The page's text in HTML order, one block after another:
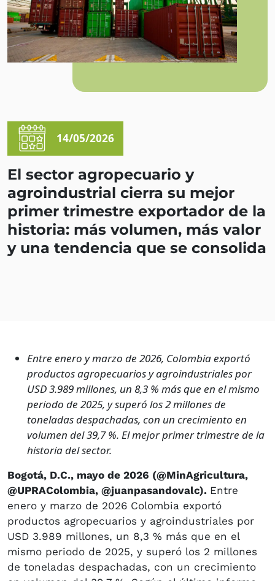
14/05/2026
El sector agropecuario y
agroindustrial cierra su mejor
primer trimestre exportador de la
historia: más volumen, más valor
y una tendencia que se consolida
Entre enero y marzo de 2026, Colombia exportó
productos agropecuarios y agroindustriales por
USD 3.989 millones, un 8,3 % más que en el mismo
periodo de 2025, y superó los 2 millones de
toneladas despachadas, con un crecimiento en
volumen del 39,7 %. El mejor primer trimestre de la
historia del sector.
Bogotá, D.C., mayo de 2026 (@MinAgricultura,
@UPRAColombia, @juanpasandovalc). Entre
enero y marzo de 2026 Colombia exportó
productos agropecuarios y agroindustriales por
USD 3.989 millones, un 8,3 % más que en el
mismo periodo de 2025, y superó los 2 millones
de toneladas despachadas, con un crecimiento